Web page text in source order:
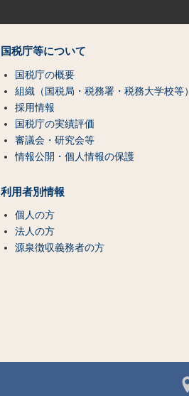
国税庁等について
国税庁の概要
組織（国税局・税務署・税務大学校等）
採用情報
国税庁の実績評価
審議会・研究会等
情報公開・個人情報の保護
利用者別情報
個人の方
法人の方
源泉徴収義務者の方